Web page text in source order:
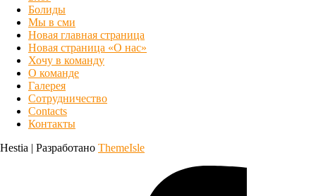
Болиды
Мы в сми
Новая главная страница
Новая страница «О нас»
Хочу в команду
О команде
Галерея
Сотрудничество
Contacts
Контакты
Hestia | Разработано ThemeIsle